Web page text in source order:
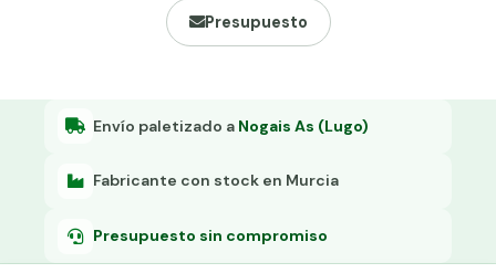
Grapa malla H.
Presupuesto
Envío paletizado a Nogais As (Lugo)
Fabricante con stock en Murcia
Presupuesto sin compromiso